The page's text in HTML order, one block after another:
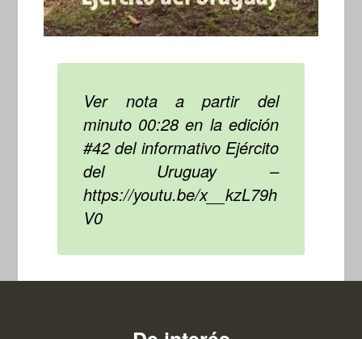
Ver nota a partir del
minuto 00:28 en la edición
#42 del informativo Ejército
del Uruguay –
https://youtu.be/x__kzL79h
V0